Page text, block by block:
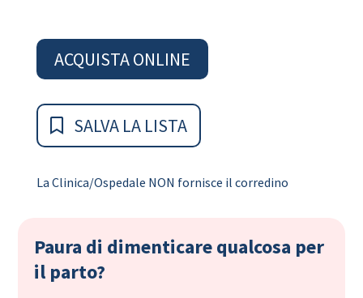
ACQUISTA ONLINE
SALVA LA LISTA
La Clinica/Ospedale NON fornisce il corredino
Paura di dimenticare qualcosa per
il parto?